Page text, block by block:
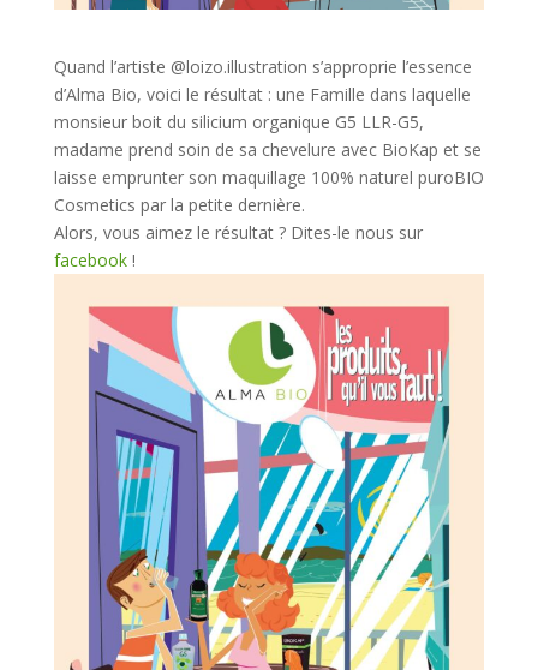
Quand l’artiste @loizo.illustration s’approprie l’essence
d’Alma Bio, voici le résultat : une Famille dans laquelle
monsieur boit du silicium organique G5 LLR-G5,
madame prend soin de sa chevelure avec BioKap et se
laisse emprunter son maquillage 100% naturel puroBIO
Cosmetics par la petite dernière.
Alors, vous aimez le résultat ? Dites-le nous sur
facebook!